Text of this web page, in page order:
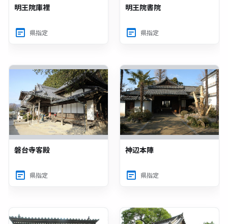
明王院庫裡
県指定
明王院書院
県指定
磐台寺客殿
県指定
神辺本陣
県指定